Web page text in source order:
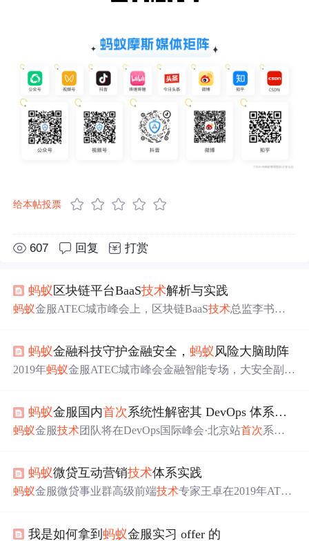
给本帖投票
607 回复 打赏
蚂蚁 区块链平台BaaS技术解析与实践
蚂蚁金服ATEC城市峰会上，区块链BaaS技术总监李书博
合约与存证服务，加速业务上链过程。
蚂蚁金融科技守护金融安全，蚂蚁 风险大脑助阵
2019年蚂蚁金服ATEC城市峰会金融智能专场，大安全副总
开放政务、银行、监管科技三大领域，利用科技让风控更
智能安全，守护金融安全。
蚂蚁金服国内首次系统性解密其 DevOps 体系（附视频）
蚂蚁金服技术团队将在DevOps国际峰会·北京站首次系统
内容。此外，还有60多场DevOps技术演讲，众多名企专家
分享新趋势，并有专家答疑。
蚂蚁微贷互动营销技术体系实践
蚂蚁金服微贷事业群高级前端技术专家王卓在2019年ATEC
智能化中台结合的方法，以及互动营销最佳实践案例。介
我是如何拿到蚂蚁金服实习 offer 的